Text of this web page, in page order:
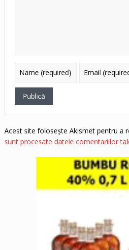
Acest site folosește Akismet pentru a
sunt procesate datele comentariilor